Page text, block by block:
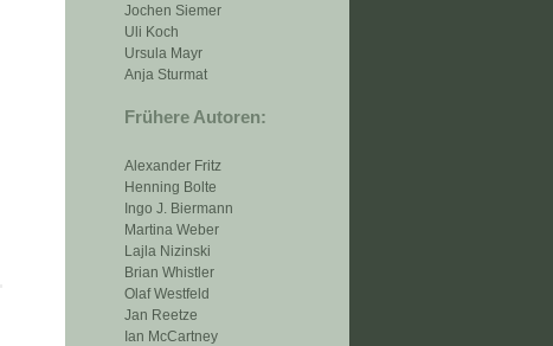
Jochen Siemer
Uli Koch
Ursula Mayr
Anja Sturmat
Frühere Autoren:
Alexander Fritz
Henning Bolte
Ingo J. Biermann
Martina Weber
Lajla Nizinski
Brian Whistler
Olaf Westfeld
Jan Reetze
Ian McCartney